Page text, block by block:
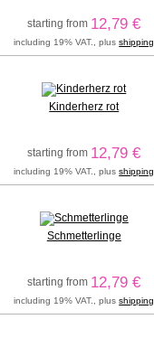
starting from 12,79 €
including 19% VAT., plusshipping
Kinderherz rot
starting from 12,79 €
including 19% VAT., plusshipping
Schmetterlinge
starting from 12,79 €
including 19% VAT., plusshipping